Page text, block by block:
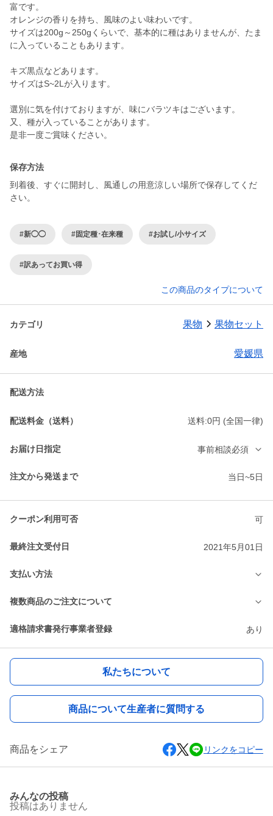
富です。
オレンジの香りを持ち、風味のよい味わいです。
サイズは200g～250gくらいで、基本的に種はありませんが、たま
に入っていることもあります。
キズ黒点などあります。
サイズはS~2Lが入ります。
選別に気を付けておりますが、味にバラツキはございます。
又、種が入っていることがあります。
保存方法
到着後、すぐに開封し、風通しの用意涼しい場所で保存してくだ
さい。
#新◯◯ #固定種･在来種 #お試し/小サイズ
#訳あってお買い得
この商品のタイプについて
カテゴリ 果物 果物セット
産地 愛媛県
配送方法
配送料金（送料） 送料:0円 (全国一律)
お届け日指定 事前相談必須
注文から発送まで 当日~5日
クーポン利用可否 可
最終注文受付日 2021年5月01日
支払い方法
複数商品のご注文について
適格請求書発行事業者登録 あり
私たちについて
商品について生産者に質問する
商品をシェア リンクをコピー
みんなの投稿
投稿はありません